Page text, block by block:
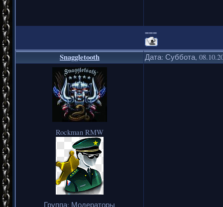
===
Snaggletooth Дата: Суббота,
Rockman RMW
Группа: Модераторы